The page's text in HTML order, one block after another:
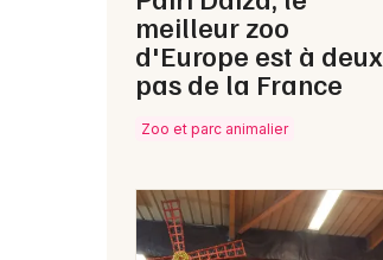
meilleur zoo
d'Europe est à deux
pas de la France
Zoo et parc animalier